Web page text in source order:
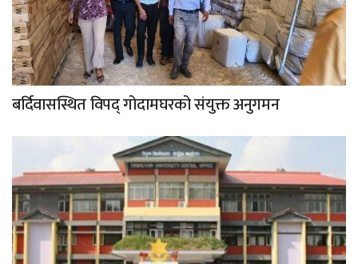
बर्दिवासस्थित विपद् गोदामघरको संयुक्त अनुगमन